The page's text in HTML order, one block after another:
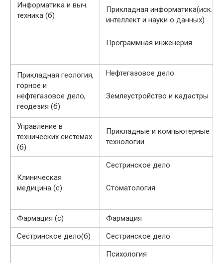
Информатика и выч.
техника (б)
Прикладная информатика(иск.
интеллект и науки о данных)
Программная инженерия
Прикладная геология,
горное и
нефтегазовое дело,
геодезия (б)
Нефтегазовое дело
Землеустройство и кадастры
Управление в
технических системах
(б)
Прикладные и компьютерные
технологии
Клиническая
медицина (с)
Сестринское дело
Стоматология
Фармация (с)
Фармация
Сестринское дело(б)
Сестринское дело
Психология